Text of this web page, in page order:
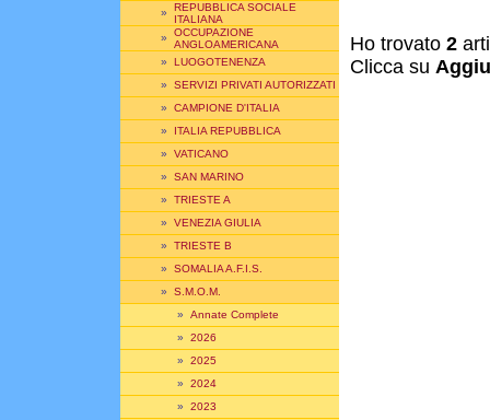
» REPUBBLICA SOCIALE
ITALIANA
» OCCUPAZIONE
ANGLOAMERICANA
» LUOGOTENENZA
» SERVIZI PRIVATI AUTORIZZATI
» CAMPIONE D'ITALIA
» ITALIA REPUBBLICA
» VATICANO
» SAN MARINO
» TRIESTE A
» VENEZIA GIULIA
» TRIESTE B
» SOMALIA A.F.I.S.
» S.M.O.M.
» Annate Complete
» 2026
» 2025
» 2024
» 2023
Ho trovato 2
Clicca su